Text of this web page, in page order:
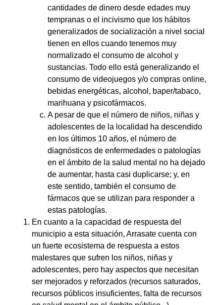
cantidades de dinero desde edades muy
tempranas o el incivismo que los hábitos
generalizados de socialización a nivel social
tienen en ellos cuando tenemos muy
normalizado el consumo de alcohol y
sustancias. Todo ello está generalizando el
consumo de videojuegos y/o compras online,
bebidas energéticas, alcohol, baper/tabaco,
marihuana y psicofármacos.
A pesar de que el número de niños, niñas y
adolescentes de la localidad ha descendido
en los últimos 10 años, el número de
diagnósticos de enfermedades o patologías
en el ámbito de la salud mental no ha dejado
de aumentar, hasta casi duplicarse; y, en
este sentido, también el consumo de
fármacos que se utilizan para responder a
estas patologías.
En cuanto a la capacidad de respuesta del
municipio a esta situación, Arrasate cuenta con
un fuerte ecosistema de respuesta a estos
malestares que sufren los niños, niñas y
adolescentes, pero hay aspectos que necesitan
ser mejorados y reforzados (recursos saturados,
recursos públicos insuficientes, falta de recursos